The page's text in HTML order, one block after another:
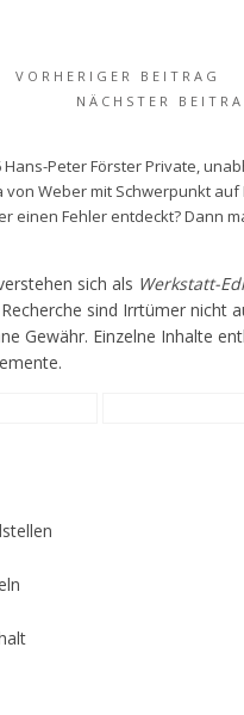
VORHERIGER BEITRAG
NÄCHSTER
Hans-Peter Förster Private,
von Weber mit Schwerpunkt auf
einen Fehler entdeckt? Dann
sich als Werkstatt-
sind Irrtümer nicht
Gewähr. Einzelne Inhalte